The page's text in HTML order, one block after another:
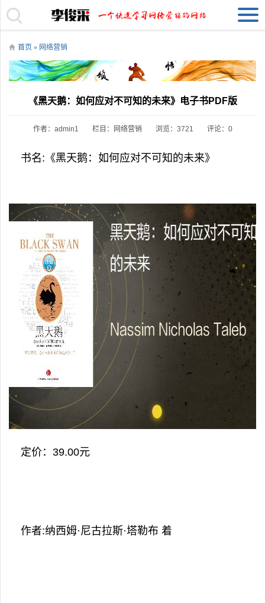
首页 » 网络营销
《黑天鹅：如何应对不可知的未来》电子书PDF版
作者：admin1 栏目： 网络营销 浏览：3721 评论：0
书名:《黑天鹅：如何应对不可知的未来》
定价：39.00元
作者:纳西姆·尼古拉斯·塔勒布 着